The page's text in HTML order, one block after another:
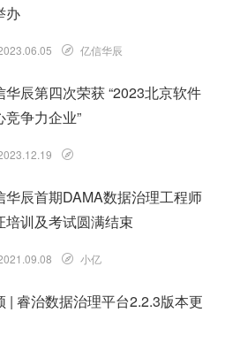
办
亿信华辰
华辰第四次荣获 “2023北京软件
竞争力企业”
华辰首期DAMA数据治理工程师
培训及考试圆满结束
小亿
| 睿治数据治理平台2.2.3版本更